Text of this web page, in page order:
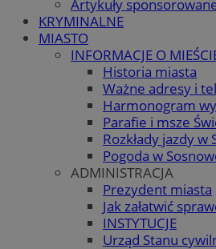
Artykuły
KRYMINALNE
MIASTO
INFORMACJE O
Historia miasta
Ważne adresy i
Harmonogram
Parafie i msze
Rozkłady jazdy w
Pogoda w
ADMINISTRACJA
Prezydent miasta
Jak załatwić
INSTYTUCJE
Urząd Stanu